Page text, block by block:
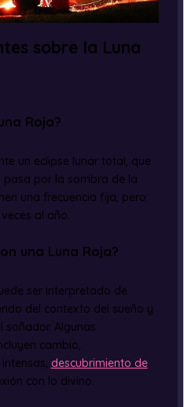
sobre la Luna
Roja?
un eclipse lunar total, que
pasa por la sombra de la
una frecuencia fija, pero
al año.
una Luna Roja?
ser interpretado de
del contexto del sueño y
soñador. Algunas
cambio,
descubrimiento de
con lo divino.